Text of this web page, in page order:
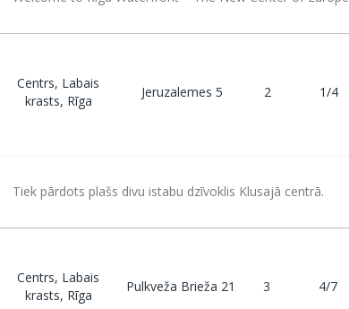
Centrs, Labais
krasts, Rīga
Jeruzalemes 5 2 1/4
Tiek pārdots plašs divu istabu dzīvoklis Klusajā centrā.
Centrs, Labais
krasts, Rīga
Pulkveža Brieža 21 3 4/7